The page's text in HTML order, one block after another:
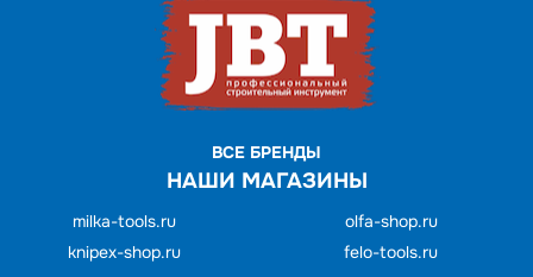
ВСЕ БРЕНДЫ
НАШИ МАГАЗИНЫ
milka-tools.ru
knipex-shop.ru
olfa-shop.ru
felo-tools.ru